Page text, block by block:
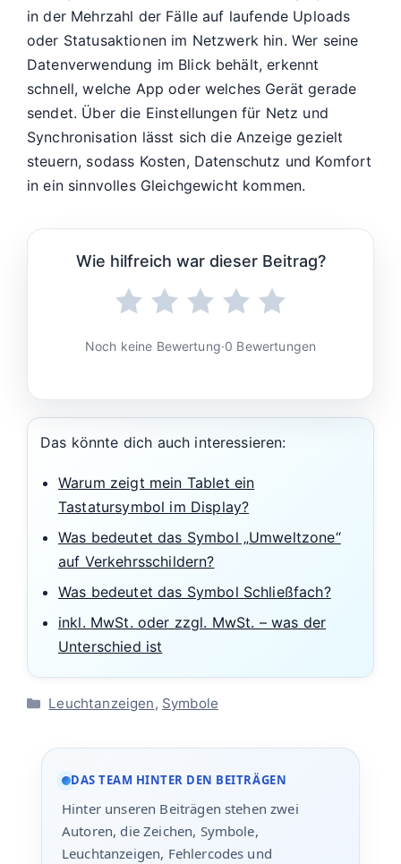
in der Mehrzahl der Fälle auf laufende Uploads
oder Statusaktionen im Netzwerk hin. Wer seine
Datenverwendung im Blick behält, erkennt
schnell, welche App oder welches Gerät gerade
sendet. Über die Einstellungen für Netz und
Synchronisation lässt sich die Anzeige gezielt
steuern, sodass Kosten, Datenschutz und Komfort
in ein sinnvolles Gleichgewicht kommen.
Wie hilfreich war dieser Beitrag?
Noch keine Bewertung·0 Bewertungen
Das könnte dich auch interessieren:
Warum zeigt mein Tablet ein
Tastatursymbol im Display?
Was bedeutet das Symbol „Umweltzone“
auf Verkehrsschildern?
Was bedeutet das Symbol Schließfach?
inkl. MwSt. oder zzgl. MwSt. – was der
Unterschied ist
Kategorien
Leuchtanzeigen, Symbole
DAS TEAM HINTER DEN BEITRÄGEN
Hinter unseren Beiträgen stehen zwei
Autoren, die Zeichen, Symbole,
Leuchtanzeigen, Fehlercodes und